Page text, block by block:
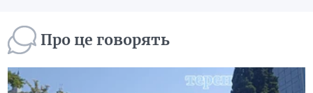
Про це говорять